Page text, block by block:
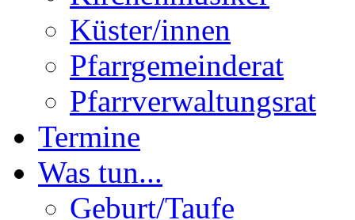
Küster/innen
Pfarrgemeinderat
Pfarrverwaltungsrat
Termine
Was tun...
Geburt/Taufe